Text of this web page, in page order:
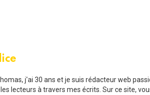
j'ai 30 ans et je suis rédacteur web
lecteurs à travers mes écrits. Sur ce site,